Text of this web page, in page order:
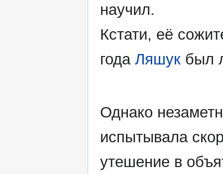
научил.
Кстати, её
года Ляшук был
Однако
испытывала
утешение в